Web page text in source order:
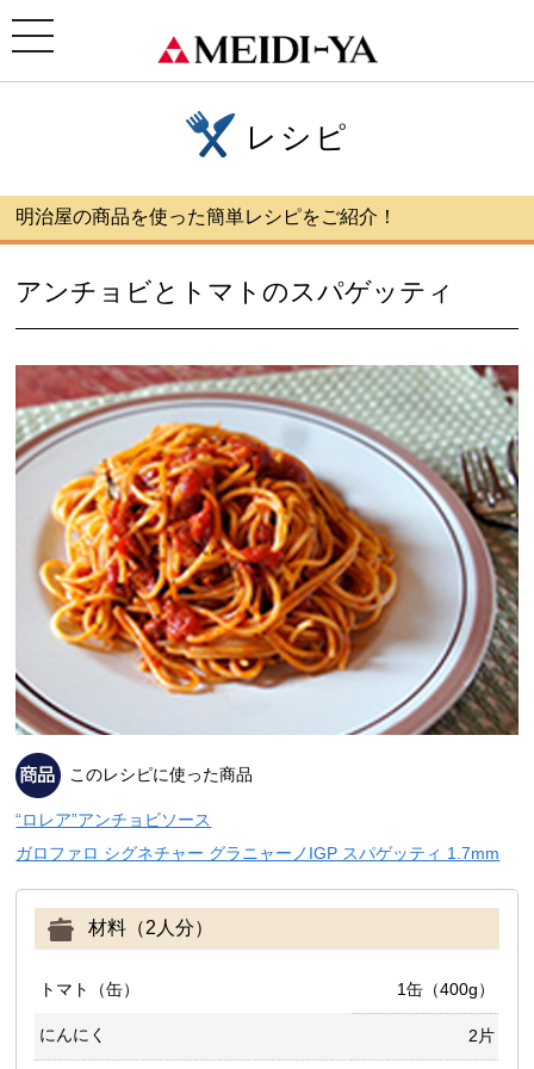
toggle
navigation
レシピ
明治屋の商品を使った簡単レシピをご紹介！
アンチョビとトマトのスパゲッティ
このレシピに使った商品
“ロレア”アンチョビソース
ガロファロ シグネチャー グラニャーノIGP スパゲッティ 1.7mm
材料（2人分）
トマト（缶） 1缶（400g）
にんにく 2片